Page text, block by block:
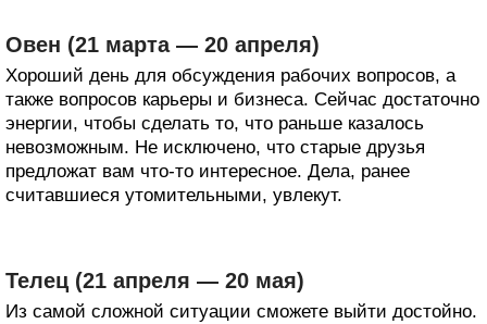
Овен (21 марта — 20 апреля)
Хороший день для обсуждения рабочих вопросов, а
также вопросов карьеры и бизнеса. Сейчас достаточно
энергии, чтобы сделать то, что раньше казалось
невозможным. Не исключено, что старые друзья
предложат вам что-то интересное. Дела, ранее
считавшиеся утомительными, увлекут.
Телец (21 апреля — 20 мая)
Из самой сложной ситуации сможете выйти достойно.